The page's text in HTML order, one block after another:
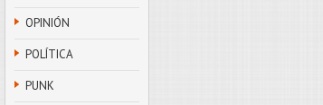
OPINIÓN
POLÍTICA
PUNK